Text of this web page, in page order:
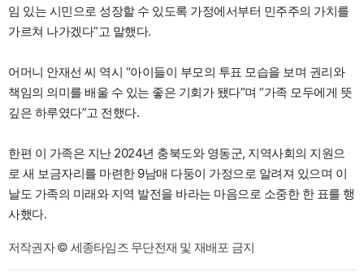
임 있는 시민으로 성장할 수 있도록 가정에서부터 민주주의 가치를
가르쳐 나가겠다”고 말했다.
어머니 안재선 씨 역시 “아이들이 부모의 투표 모습을 보며 권리와
책임의 의미를 배울 수 있는 좋은 기회가 됐다”며 “가족 모두에게 뜻
깊은 하루였다”고 전했다.
한편 이 가족은 지난 2024년 충북도와 영동군, 지역사회의 지원으
로 새 보금자리를 마련한 9남매 다둥이 가정으로 알려져 있으며 이
날도 가족의 미래와 지역 발전을 바라는 마음으로 소중한 한 표를 행
사했다.
저작권자 © 세종타임즈 무단전재 및 재배포 금지